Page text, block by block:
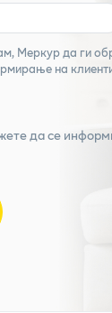
Меркурда ги
на
да се